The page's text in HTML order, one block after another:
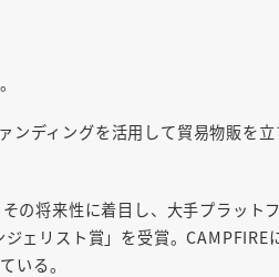
ディングを活用して貿易物販を
の将来性に着目し、大手プラット
ェリスト賞」を受賞。CAMPFIRE
いる。